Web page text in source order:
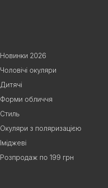
Новинки 2026
Чоловічі окуляри
Дитячі
Форми обличчя
Стиль
Окуляри з поляризацією
Іміджеві
Розпродаж по 199 грн